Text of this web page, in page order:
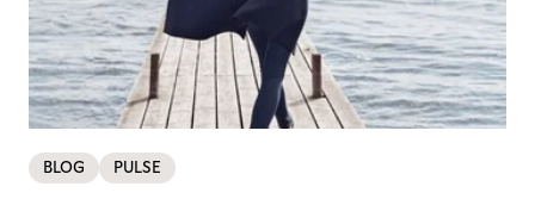
BLOG PULSE